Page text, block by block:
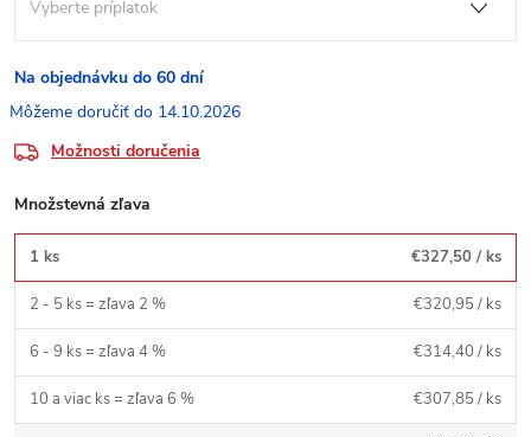
Na objednávku do 60 dní
14.10.2026
Možnosti doručenia
Množstevná zľava
1 ks €327,50 / ks
2 - 5 ks = zľava 2 % €320,95 / ks
6 - 9 ks = zľava 4 % €314,40 / ks
10 a viac ks = zľava 6 % €307,85 / ks